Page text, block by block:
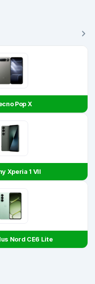
Pop X
Xperia 1 VII
Nord CE6 Lite